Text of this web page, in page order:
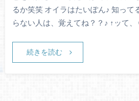
るか笑笑 オイラはたいぽん♪ 知って
らない人は、覚えてね？？♪ ↑ッて
続きを読む